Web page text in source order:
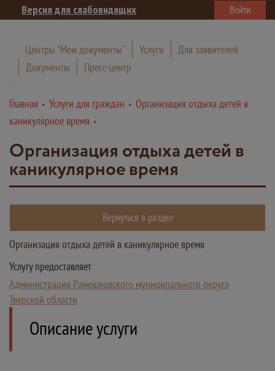
Версия для слабовидящих Войти
Центры "Мои документы" Услуги
Для заявителей
Документы
Пресс-центр
Главная Услуги для граждан
Организация отдыха детей в
каникулярное время
Организация отдыха детей в
каникулярное время
Вернуться в раздел
Организация отдыха детей в каникулярное время
Услугу предоставляет
Администрация Рамешковского муниципального округа
Тверской области
Описание услуги